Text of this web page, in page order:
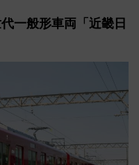
一般形車両「近畿日